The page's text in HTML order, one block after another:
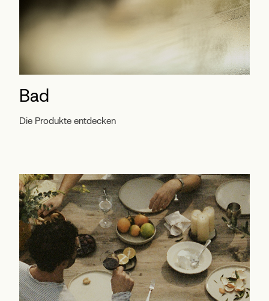
Bad
Die Produkte entdecken